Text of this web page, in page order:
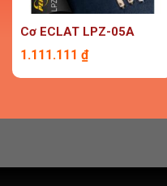
Cơ ECLAT LPZ-05A
1.111.111 ₫